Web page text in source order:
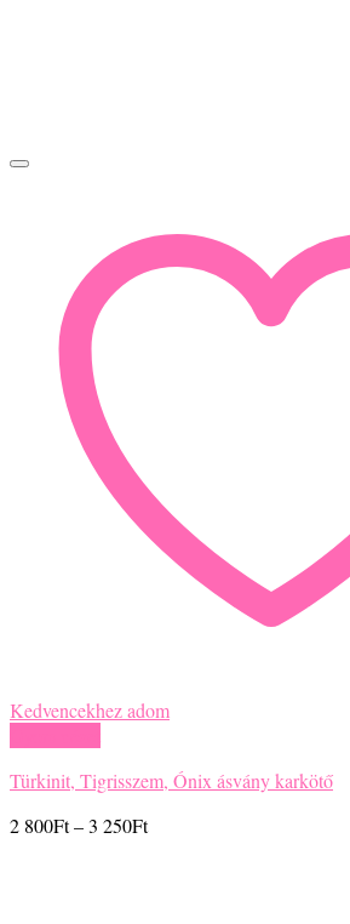
Kedvencekhez adom
Türkinit, Tigrisszem, Ónix ásvány karkötő
2 800Ft–3 250FtÁrtartomány: